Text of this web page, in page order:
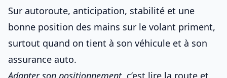
Sur autoroute, anticipation, stabilité et une
bonne position des mains sur le volant priment,
surtout quand on tient à son véhicule et à son
assurance auto.